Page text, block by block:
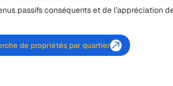
passifs conséquents et de l’appréciation
de propriétés par quartier